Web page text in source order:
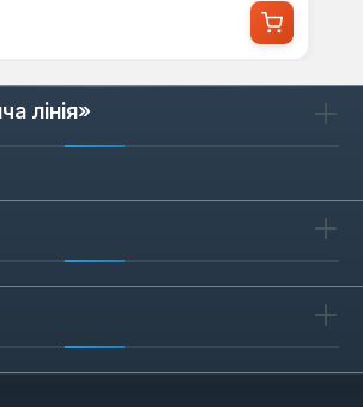
лінія»